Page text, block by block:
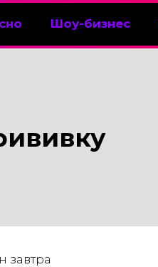
Шоу-бизнес
завтра